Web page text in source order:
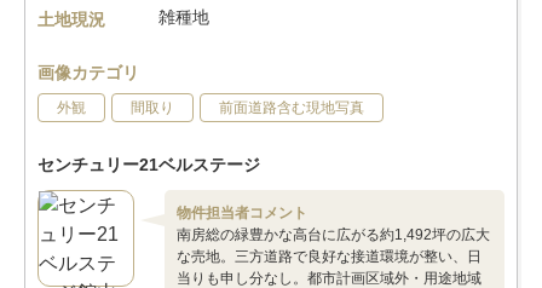
土地現況
雑種地
画像カテゴリ
外観 間取り 前面道路含む現地写真
センチュリー21ベルステージ
物件担当者コメント
南房総の緑豊かな高台に広がる約1,492坪の広大
な売地。三方道路で良好な接道環境が整い、日
当りも申し分なし。都市計画区域外・用途地域